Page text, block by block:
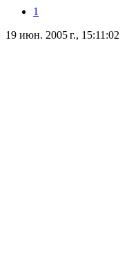
1
19 июн. 2005 г., 15:11:02